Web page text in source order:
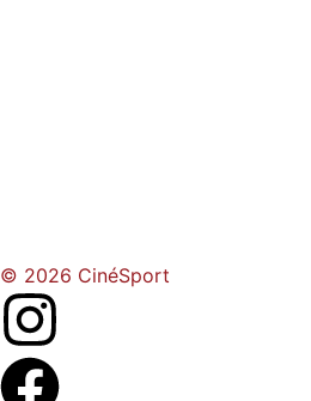
© 2026 CinéSport